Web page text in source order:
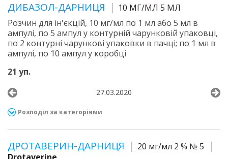
ДИБАЗОЛ-ДАРНИЦЯ
10 МГ/МЛ 5 МЛ
Розчин для ін'єкцій, 10 мг/мл по 1 мл або 5 мл в
ампулі, по 5 ампул у контурній чарунковій упаковці,
по 2 контурні чарункові упаковки в пачці; по 1 мл в
ампулі, по 10 ампул у коробці
21 уп.
27.03.2020
Розподіл за категоріями
ДРОТАВЕРИН-ДАРНИЦЯ
20 мг/мл 2 % № 5